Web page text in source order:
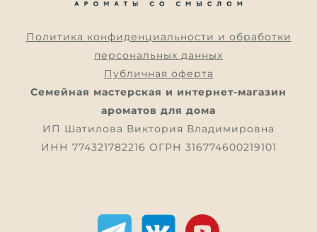
Политика конфиденциальности и обработки
персональных данных
Публичная оферта
Семейная мастерская и интернет-магазин
ароматов для дома
ИП Шатилова Виктория Владимировна
ИНН 774321782216 ОГРН 316774600219101